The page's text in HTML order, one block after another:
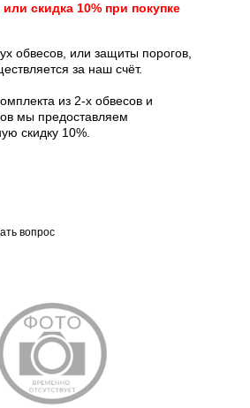
скидка 10% при покупке
обвесов, или защиты порогов,
за наш счёт.
из 2-х обвесов и
мы предоставляем
скидку 10%.
вопрос